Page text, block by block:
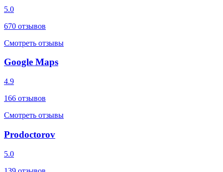
5.0
670 отзывов
Смотреть отзывы
Google Maps
4.9
166 отзывов
Смотреть отзывы
Prodoctorov
5.0